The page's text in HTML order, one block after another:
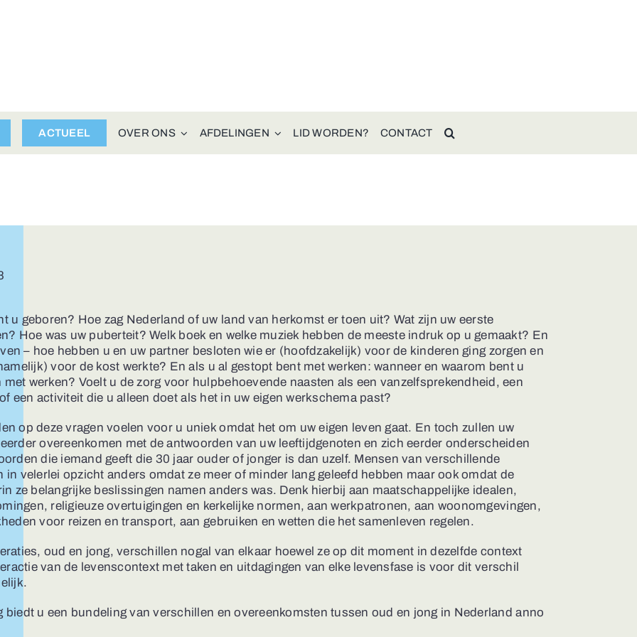
ACTUEEL OVER ONS AFDELINGEN LID WORDEN? CONTACT
u geboren? Hoe zag Nederland of uw land van herkomst er toen uit? Wat zijn uw eerste
Hoe was uw puberteit? Welk boek en welke muziek hebben de meeste indruk op u gemaakt? En
– hoe hebben u en uw partner besloten wie er (hoofdzakelijk) voor de kinderen ging zorgen en
voor de kost werkte? En als u al gestopt bent met werken: wanneer en waarom bent u
werken? Voelt u de zorg voor hulpbehoevende naasten als een vanzelfsprekendheid, een
een activiteit die u alleen doet als het in uw eigen werkschema past?
op deze vragen voelen voor u uniek omdat het om uw eigen leven gaat. En toch zullen uw
overeenkomen met de antwoorden van uw leeftijdgenoten en zich eerder onderscheiden
die iemand geeft die 30 jaar ouder of jonger is dan uzelf. Mensen van verschillende
in velerlei opzicht anders omdat ze meer of minder lang geleefd hebben maar ook omdat de
ze belangrijke beslissingen namen anders was. Denk hierbij aan maatschappelijke idealen,
religieuze overtuigingen en kerkelijke normen, aan werkpatronen, aan woonomgevingen,
voor reizen en transport, aan gebruiken en wetten die het samenleven regelen.
oud en jong, verschillen nogal van elkaar hoewel ze op dit moment in dezelfde context
van de levenscontext met taken en uitdagingen van elke levensfase is voor dit verschil
biedt u een bundeling van verschillen en overeenkomsten tussen oud en jong in Nederland anno